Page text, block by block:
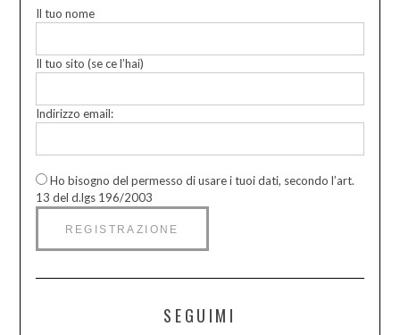
Il tuo nome
Il tuo sito (se ce l’hai)
Indirizzo email:
Ho bisogno del permesso di usare i tuoi dati, secondo l’art.
13 del d.lgs 196/2003
SEGUIMI